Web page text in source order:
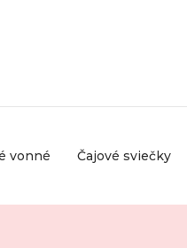
vonné Čajové sviečky